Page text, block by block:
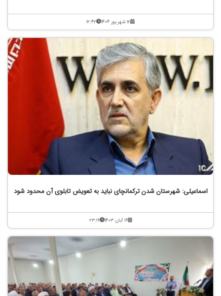
۱۲ شهریور ۱۴۰۴ ۱۲:۴۲
اسماعیلی: شهرستان شدن ترکمانچای نباید به تعویض تابلوی آن محدود شود
۱۶ آبان ۱۴۰۳ ۲۳:۱۹